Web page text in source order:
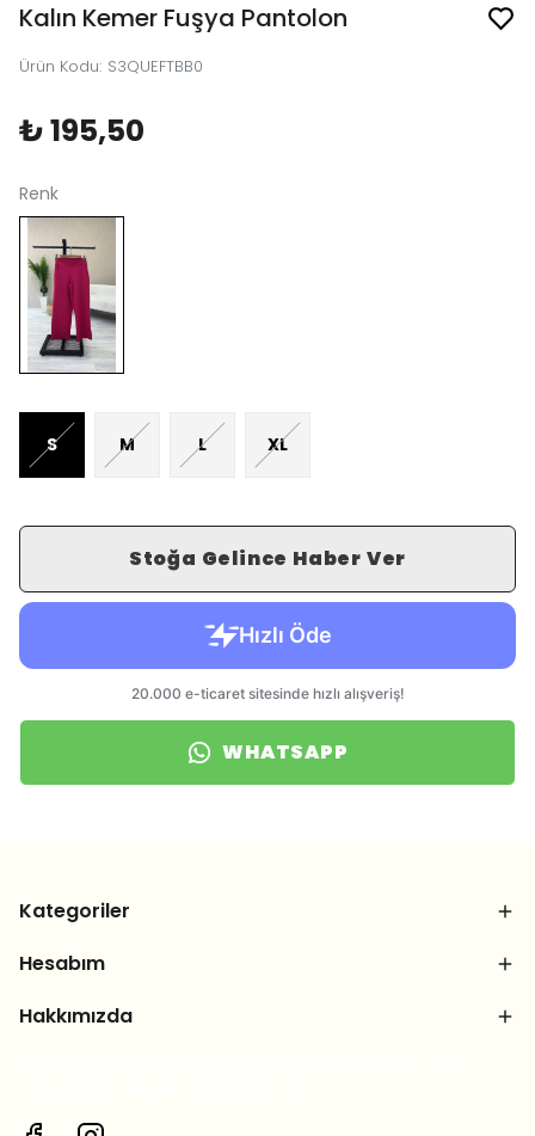
Kalın Kemer Fuşya Pantolon
Ürün Kodu: S3QUEFTBB0
₺ 195,50
Renk
S M L XL
Stoğa Gelince Haber Ver
WHATSAPP
Kategoriler
Hesabım
Hakkımızda